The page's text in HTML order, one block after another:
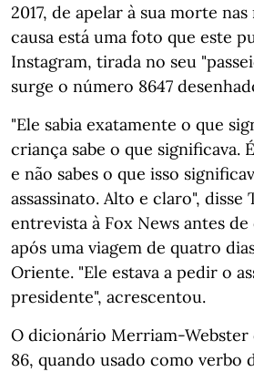
2017, de apelar à sua morte
causa está uma foto que este
Instagram, tirada no seu
surge o número 8647
"Ele sabia exatamente o que
criança sabe o que significava.
e não sabes o que isso
assassinato. Alto e claro", disse
entrevista à Fox News antes de
após uma viagem de quatro
Oriente. "Ele estava a pedir o
presidente", acrescentou.
O dicionário Merriam-Webster
86, quando usado como verbo